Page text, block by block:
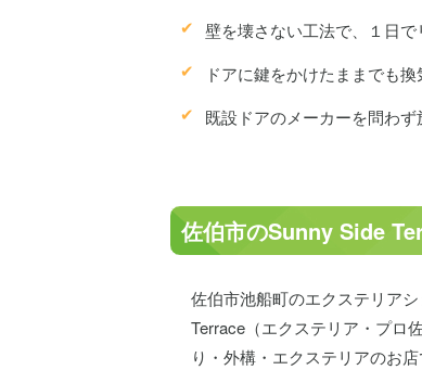
壁を壊さない工法で、１日で
ドアに鍵をかけたままでも
既設ドアのメーカーを問わず
佐伯市のSunny Side
佐伯市池船町のエクステリア
Terrace（エクステリア・プロ
り・外構・エクステリアのお店